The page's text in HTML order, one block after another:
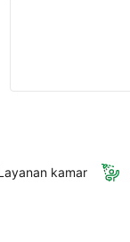
kamar